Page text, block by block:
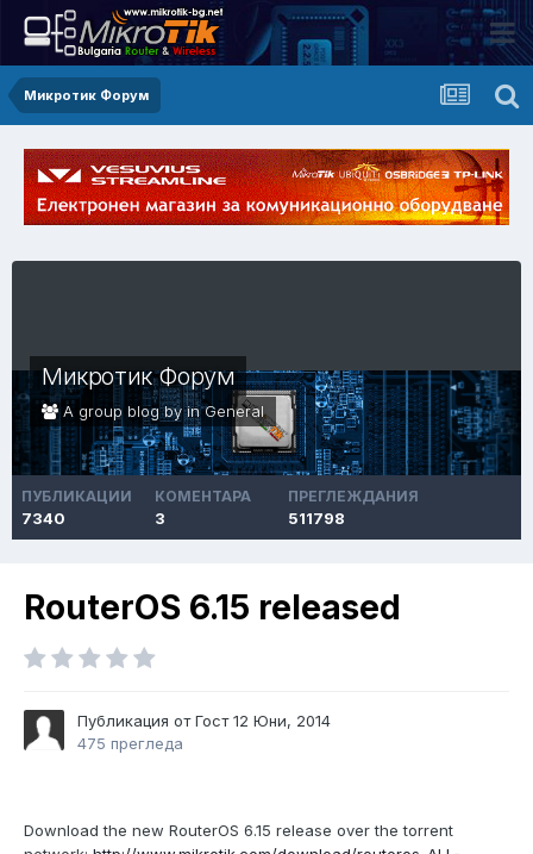
Микротик Форум
Микротик Форум
A group blog by inGeneral
ПУБЛИКАЦИИ
7340
КОМЕНТАРА
3
ПРЕГЛЕЖДАНИЯ
511798
RouterOS 6.15 released
Публикация от Гост12 Юни, 2014
475 прегледа
Download the new RouterOS 6.15 release over the torrent